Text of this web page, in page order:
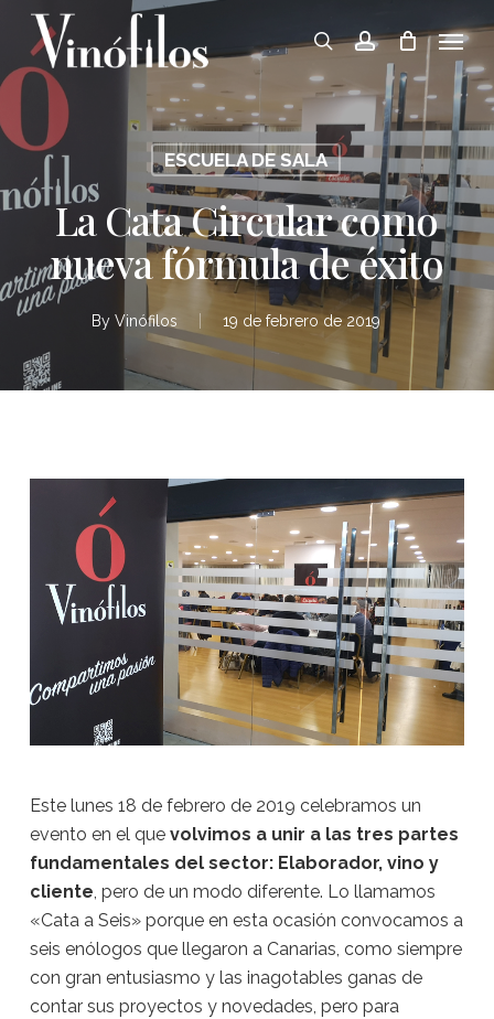
Skip
main
content
searchaccount
Menu
ESCUELA DE SALA
La Cata Circular como
nueva fórmula de éxito
By Vinófilos 19 de febrero de 2019
Este lunes 18 de febrero de 2019 celebramos un
evento en el que volvimos a unir a las tres partes
fundamentales del sector: Elaborador, vino y
cliente, pero de un modo diferente. Lo llamamos
«Cata a Seis» porque en esta ocasión convocamos a
seis enólogos que llegaron a Canarias, como siempre
con gran entusiasmo y las inagotables ganas de
contar sus proyectos y novedades, pero para